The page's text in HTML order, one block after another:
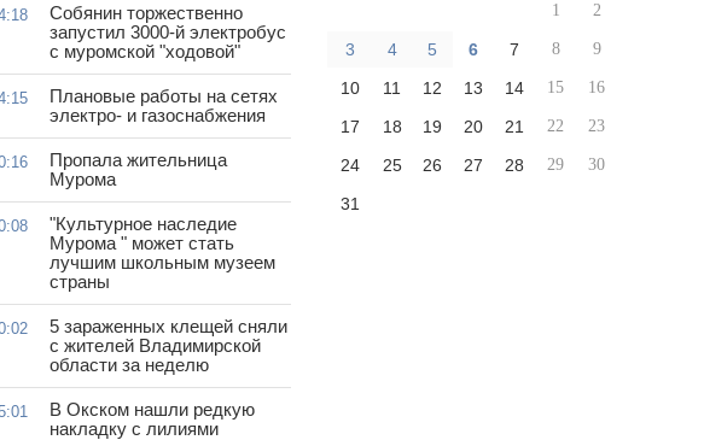
Собянин торжественно
запустил 3000-й электробус
с муромской "ходовой"
Плановые работы на сетях
электро- и газоснабжения
Пропала жительница
Мурома
"Культурное наследие
Мурома " может стать
лучшим школьным музеем
страны
5 зараженных клещей сняли
с жителей Владимирской
области за неделю
В Окском нашли редкую
накладку с лилиями
1 2
3 4 5 6 7 8 9
10 11 12 13 14 15 16
17 18 19 20 21 22 23
24 25 26 27 28 29 30
31